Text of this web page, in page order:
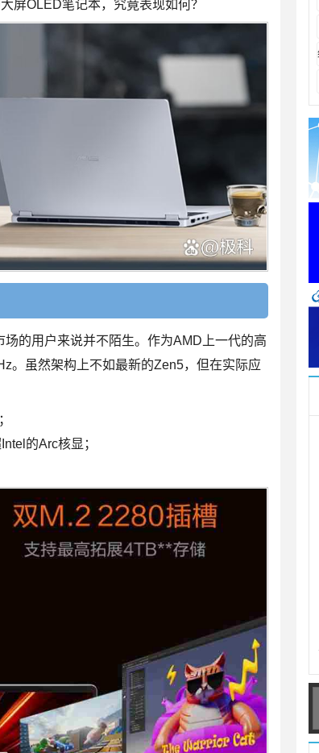
屏OLED笔记本，究竟表现如何？
的用户来说并不陌生。作为AMD上一代的高
。虽然架构上不如最新的Zen5，但在实际应
的Arc核显；